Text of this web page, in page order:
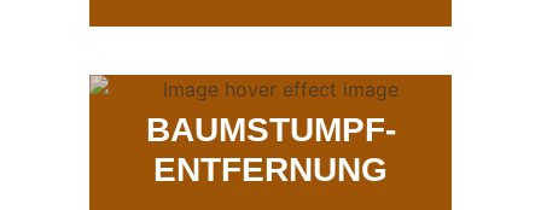
BAUMSTUMPF-
ENTFERNUNG